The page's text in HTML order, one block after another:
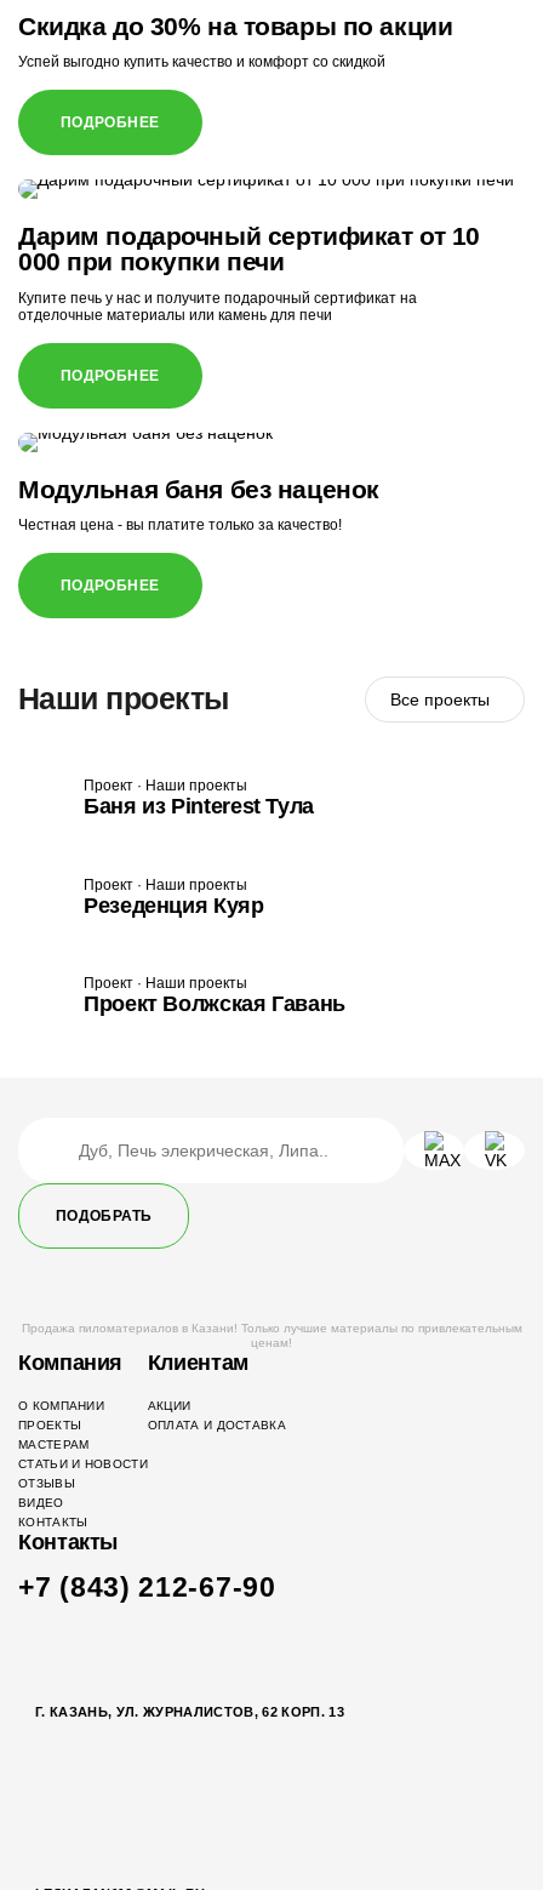
Скидка до 30% на товары по акции
Успей выгодно купить качество и комфорт со скидкой
ПОДРОБНЕЕ
Дарим подарочный сертификат от 10
000 при покупки печи
Купите печь у нас и получите подарочный сертификат на
отделочные материалы или камень для печи
ПОДРОБНЕЕ
Модульная баня без наценок
Честная цена - вы платите только за качество!
ПОДРОБНЕЕ
Наши проекты Все проекты
Проект · Наши проекты
Баня из Pinterest Тула
Проект · Наши проекты
Резеденция Куяр
Проект · Наши проекты
Проект Волжская Гавань
ПОДОБРАТЬ
Продажа пиломатериалов в Казани! Только лучшие материалы по привлекательным
ценам!
Компания
О КОМПАНИИ
ПРОЕКТЫ
МАСТЕРАМ
СТАТЬИ И НОВОСТИ
ОТЗЫВЫ
ВИДЕО
КОНТАКТЫ
Клиентам
АКЦИИ
ОПЛАТА И ДОСТАВКА
Контакты
+7 (843) 212-67-90
Г. КАЗАНЬ, УЛ. ЖУРНАЛИСТОВ, 62 КОРП. 13